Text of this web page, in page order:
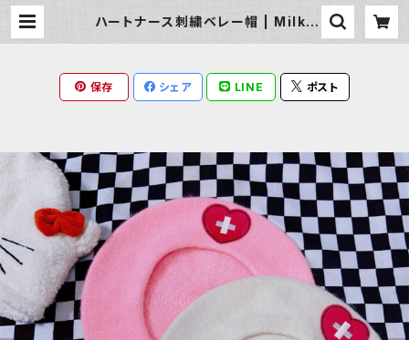
ハートナース刺繍ベレー帽 | Milky
保存 シェア LINE ポスト